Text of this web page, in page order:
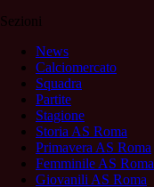
Sezioni
News
Calciomercato
Squadra
Partite
Stagione
Storia AS Roma
Primavera AS Roma
Femminile AS Roma
Giovanili AS Roma